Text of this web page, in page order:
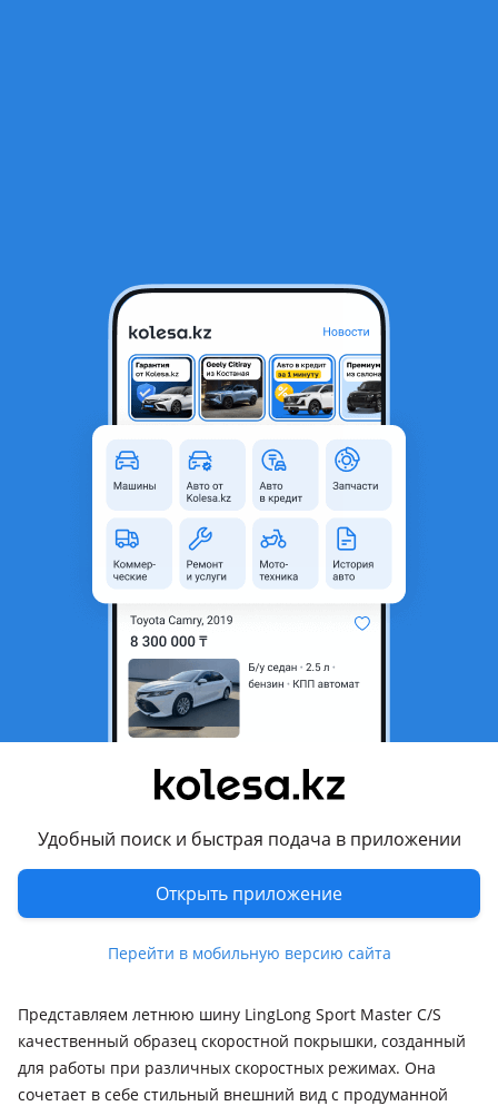
Удобный поиск и быстрая подача в приложении
Открыть приложение
Перейти в мобильную версию сайта
245/55r19 LingLong Sport Master C/S
Астана, Акмолинская
область
Новая
Летние
Высота профиля
R19
Комментарий продавца
245/55r19 LingLong Sport Master C/S, новая. Новинка!
Цена: 40000 тг за баллон. Торопитесь, количество шин
ограниченно и цены будут расти!
Описание шины LingLong Sport Master C/S
Представляем летнюю шину LingLong Sport Master C/S
качественный образец скоростной покрышки, созданный
для работы при различных скоростных режимах. Она
сочетает в себе стильный внешний вид с продуманной